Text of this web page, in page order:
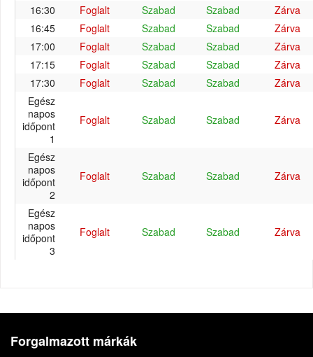
16:30
Foglalt Szabad Szabad
Zárva
16:45
Foglalt Szabad Szabad
Zárva
17:00
Foglalt Szabad Szabad
Zárva
17:15
Foglalt Szabad Szabad
Zárva
17:30
Foglalt Szabad Szabad
Zárva
Egész
napos
időpont
1
Foglalt Szabad Szabad Zárva
Egész
napos
időpont
2
Foglalt Szabad Szabad Zárva
Egész
napos
időpont
3
Foglalt Szabad Szabad Zárva
Forgalmazott márkák